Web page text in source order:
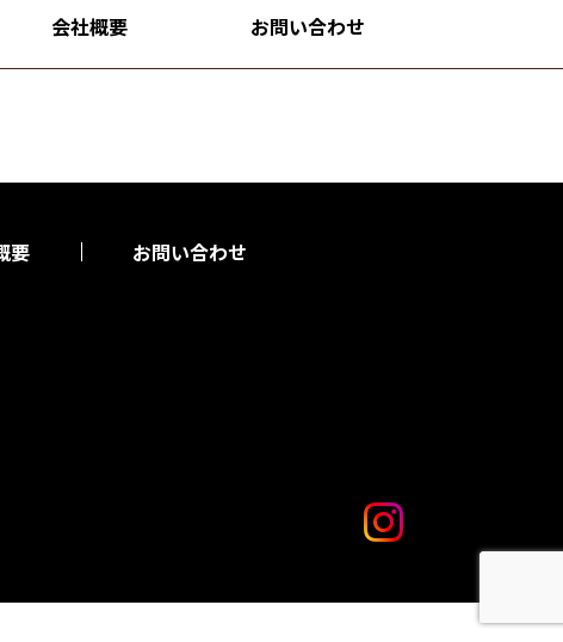
会社概要 お問い合わせ
要 お問い合わせ